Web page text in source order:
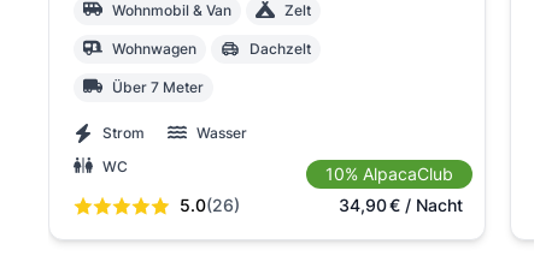
Wohnmobil & Van Zelt
Wohnwagen Dachzelt
Über 7 Meter
Strom
Wasser
WC
5.0(26)
10% AlpacaClub
34,90€/ Nacht